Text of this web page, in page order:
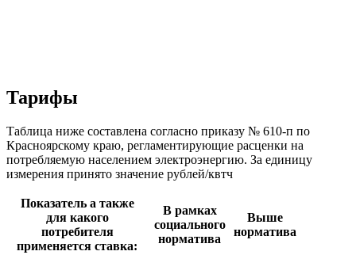
Тарифы
Таблица ниже составлена согласно приказу № 610-п по
Красноярскому краю, регламентирующие расценки на
потребляемую населением электроэнергию. За единицу
измерения принято значение рублей/квтч
Показатель а также
для какого
потребителя
применяется ставка:
В рамках
социального
норматива
Выше
норматива